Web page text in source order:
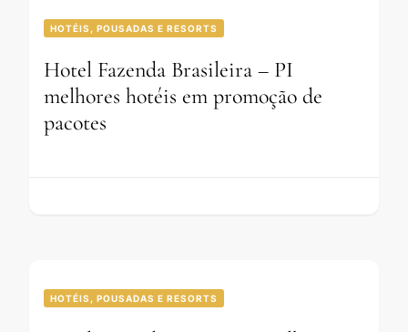
HOTÉIS, POUSADAS E RESORTS
Hotel Fazenda Brasileira – PI
melhores hotéis em promoção de
pacotes
HOTÉIS, POUSADAS E RESORTS